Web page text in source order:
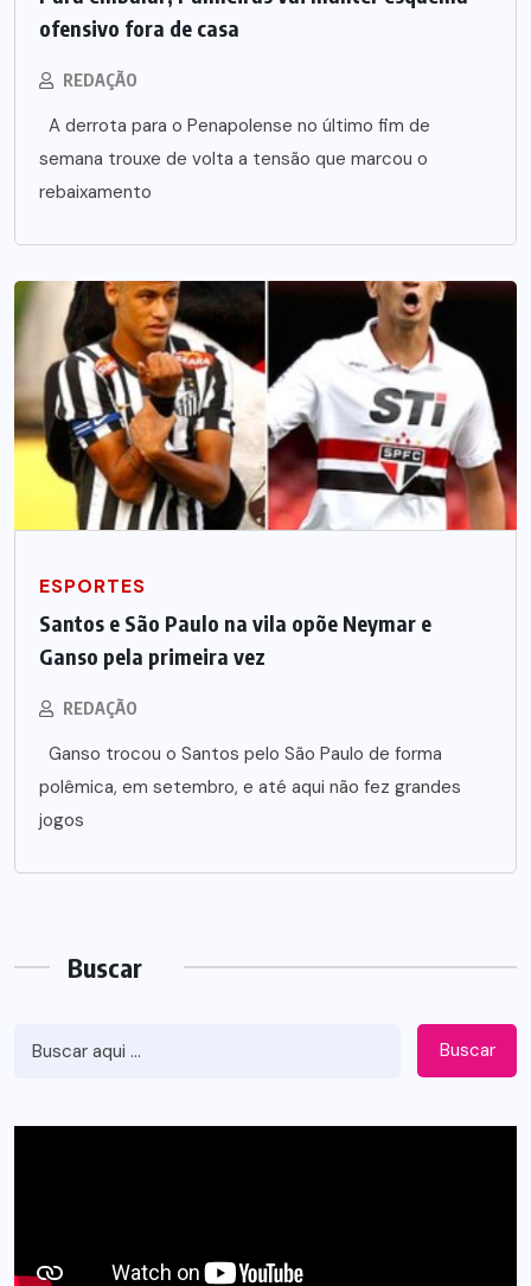
ofensivo fora de casa
REDAÇÃO
A derrota para o Penapolense no último fim de
semana trouxe de volta a tensão que marcou o
rebaixamento
ESPORTES
Santos e São Paulo na vila opõe Neymar e
Ganso pela primeira vez
REDAÇÃO
Ganso trocou o Santos pelo São Paulo de forma
polêmica, em setembro, e até aqui não fez grandes
jogos
Buscar
Buscar